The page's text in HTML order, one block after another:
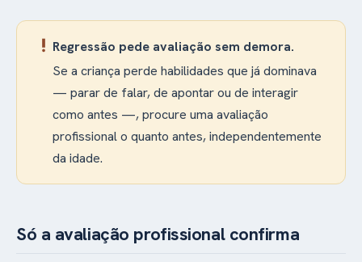
priority_high Regressão pede avaliação sem demora.
Se a criança perde habilidades que já dominava
— parar de falar, de apontar ou de interagir
como antes —, procure uma avaliação
profissional o quanto antes, independentemente
da idade.
Só a avaliação profissional confirma